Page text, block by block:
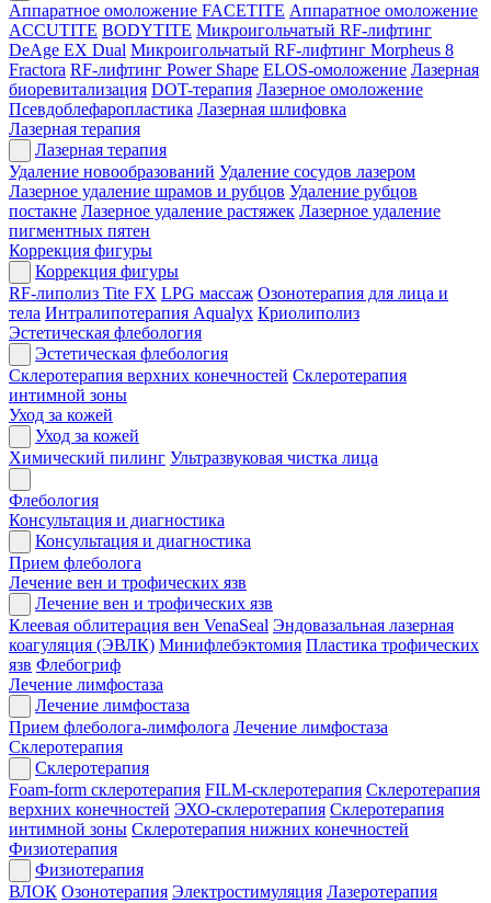
Аппаратное омоложение FACETITE Аппаратное омоложение
ACCUTITE BODYTITE Микроигольчатый RF-лифтинг
DeAge EX Dual Микроигольчатый RF-лифтинг Morpheus 8
Fractora RF-лифтинг Power Shape ELOS-омоложение Лазерная
биоревитализация DOT-терапия Лазерное омоложение
Псевдоблефаропластика Лазерная шлифовка
Лазерная терапия
Лазерная терапия
Удаление новообразований Удаление сосудов лазером
Лазерное удаление шрамов и рубцов Удаление рубцов
постакне Лазерное удаление растяжек Лазерное удаление
пигментных пятен
Коррекция фигуры
Коррекция фигуры
RF-липолиз Tite FX LPG массаж Озонотерапия для лица и
тела Интралипотерапия Aqualyx Криолиполиз
Эстетическая флебология
Эстетическая флебология
Склеротерапия верхних конечностей Склеротерапия
интимной зоны
Уход за кожей
Уход за кожей
Химический пилинг Ультразвуковая чистка лица
Флебология
Консультация и диагностика
Консультация и диагностика
Прием флеболога
Лечение вен и трофических язв
Лечение вен и трофических язв
Клеевая облитерация вен VenaSeal Эндовазальная лазерная
коагуляция (ЭВЛК) Минифлебэктомия Пластика трофических
язв Флебогриф
Лечение лимфостаза
Лечение лимфостаза
Прием флеболога-лимфолога Лечение лимфостаза
Склеротерапия
Склеротерапия
Foam-form склеротерапия FILM-склеротерапия Склеротерапия
верхних конечностей ЭХО-склеротерапия Склеротерапия
интимной зоны Склеротерапия нижних конечностей
Физиотерапия
Физиотерапия
ВЛОК Озонотерапия Электростимуляция Лазеротерапия